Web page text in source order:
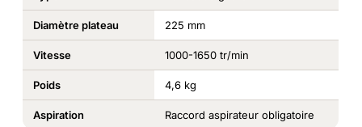
Diamètre plateau 225 mm
Vitesse 1000-1650 tr/min
Poids 4,6 kg
Aspiration Raccord aspirateur obligatoire